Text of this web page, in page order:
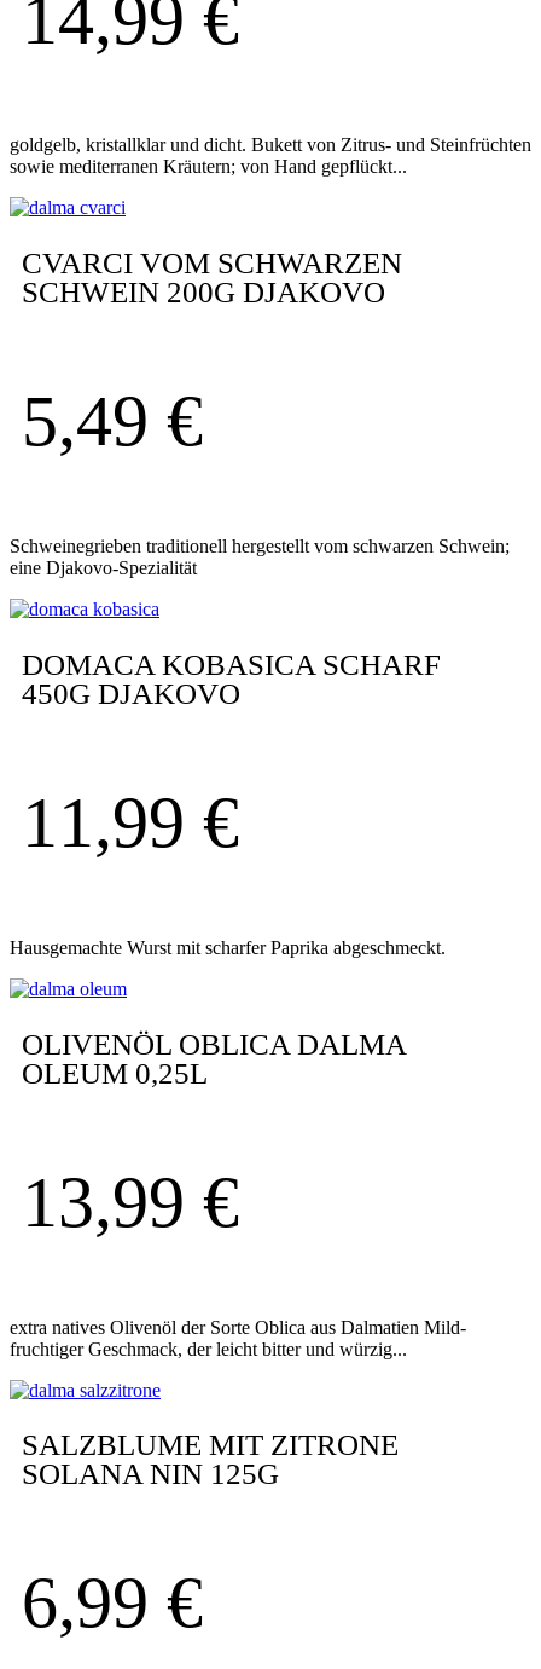
14,99 €
goldgelb, kristallklar und dicht. Bukett von Zitrus- und Steinfrüchten
sowie mediterranen Kräutern; von Hand gepflückt...
CVARCI VOM SCHWARZEN
SCHWEIN 200G DJAKOVO
5,49 €
Schweinegrieben traditionell hergestellt vom schwarzen Schwein;
eine Djakovo-Spezialität
DOMACA KOBASICA SCHARF
450G DJAKOVO
11,99 €
Hausgemachte Wurst mit scharfer Paprika abgeschmeckt.
OLIVENÖL OBLICA DALMA
OLEUM 0,25L
13,99 €
extra natives Olivenöl der Sorte Oblica aus Dalmatien Mild-
fruchtiger Geschmack, der leicht bitter und würzig...
SALZBLUME MIT ZITRONE
SOLANA NIN 125G
6,99 €